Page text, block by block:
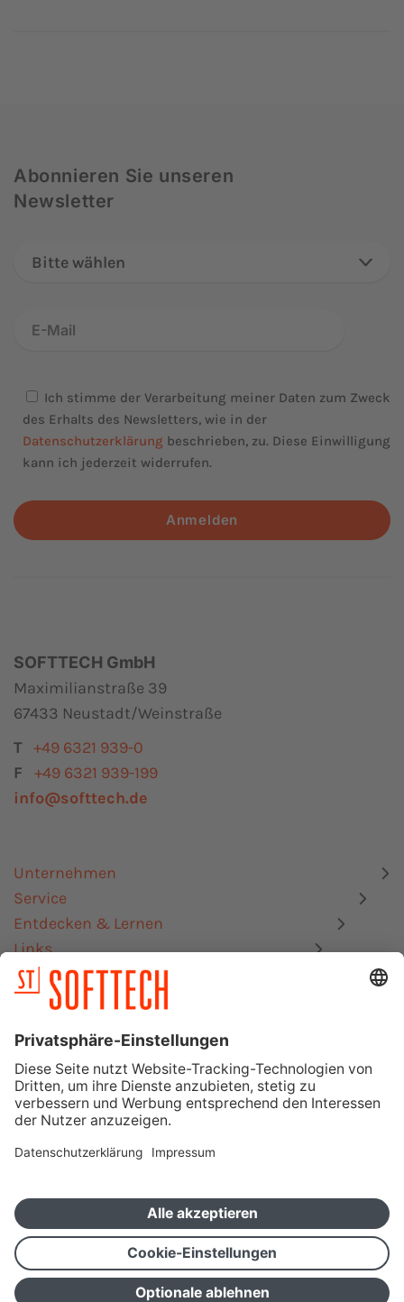
Abonnieren Sie unseren
Newsletter
Bitte wählen
Ich stimme der Verarbeitung meiner Daten zum Zweck
des Erhalts des Newsletters, wie in der
Datenschutzerklärung beschrieben, zu. Diese Einwilligung
kann ich jederzeit widerrufen.
Anmelden
SOFTTECH GmbH
Maximilianstraße 39
67433 Neustadt/Weinstraße
T +49 6321 939-0
F
+49 6321 939-199
info@softtech.de
Unternehmen
Service
Entdecken & Lernen
Links
Datenschutz
Mitgliedschaften, Zertifizierungen & Schnittstellen
SOFTTECH GmbH – Ein Unternehmen der Orca Group
Betatest-Portal Vertriebsportal